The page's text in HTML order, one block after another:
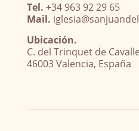
Tel. +34 963 92 29 65
Mail.
Ubicación.
C. del Trinquet de
46003 Valencia, España